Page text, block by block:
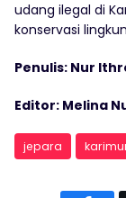
udang ilegal di
konservasi
Penulis: Nur
Editor: Melina
jepara